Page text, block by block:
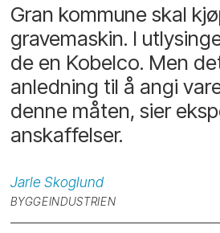
Gran kommune skal
gravemaskin. I
de en Kobelco. Men
anledning til å angi
denne måten, sier
anskaffelser.
Jarle Skoglund
BYGGEINDUSTRIEN